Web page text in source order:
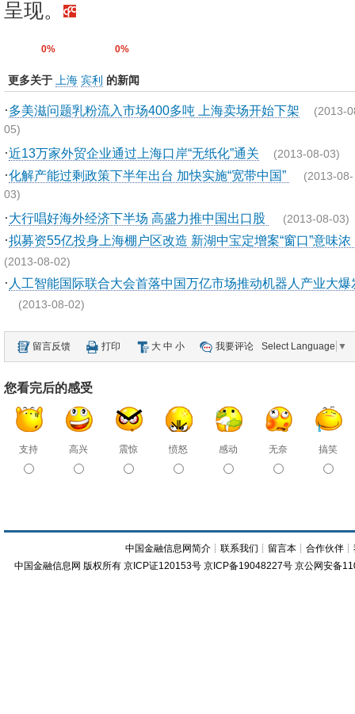
呈现。
0% 0%
更多关于 上海 宾利 的新闻
·多美滋问题乳粉流入市场400多吨 上海卖场开始下架 (2013-
05)
·近13万家外贸企业通过上海口岸“无纸化”通关 (2013-08-03)
·化解产能过剩政策下半年出台 加快实施“宽带中国” (2013-08-
03)
·大行唱好海外经济下半场 高盛力推中国出口股 (2013-08-03)
·拟募资55亿投身上海棚户区改造 新湖中宝定增案“窗口”意味浓
(2013-08-02)
· 人工智能国际联合大会首落中国万亿市场推动机器人产业大爆
(2013-08-02)
留言反馈 打印 大 中 小 我要评论 Select Language ▼
您看完后的感受
支持 高兴 震惊 愤怒 感动 无奈 搞笑
中国金融信息网简介 ┊联系我们 ┊ 留言本 ┊合作伙伴 ┊
中国金融信息网 版权所有 京ICP证120153号 京ICP备19048227号 京公网安备